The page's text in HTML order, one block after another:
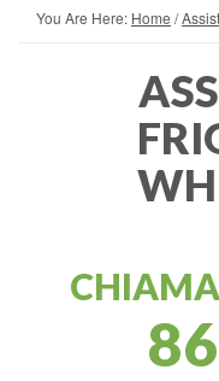
You Are Here: Home /